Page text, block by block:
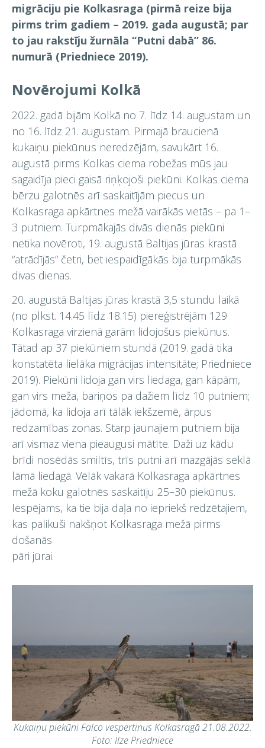
migrāciju pie Kolkasraga (pirmā reize bija
pirms trim gadiem – 2019. gada augustā; par
to jau rakstīju žurnāla “Putni dabā” 86.
numurā (Priedniece 2019).
Novērojumi Kolkā
2022. gadā bijām Kolkā no 7. līdz 14. augustam un
no 16. līdz 21. augustam. Pirmajā braucienā
kukaiņu piekūnus neredzējām, savukārt 16.
augustā pirms Kolkas ciema robežas mūs jau
sagaidīja pieci gaisā riņķojoši piekūni. Kolkas ciema
bērzu galotnēs arī saskaitījām piecus un
Kolkasraga apkārtnes mežā vairākās vietās – pa 1–
3 putniem. Turpmākajās divās dienās piekūni
netika novēroti, 19. augustā Baltijas jūras krastā
“atrādījās” četri, bet iespaidīgākās bija turpmākās
divas dienas.
20. augustā Baltijas jūras krastā 3,5 stundu laikā
(no plkst. 14.45 līdz 18.15) piereģistrējām 129
Kolkas­raga virzienā garām lidojošus piekūnus.
Tātad ap 37 piekūniem stundā (2019. gadā tika
konstatēta lielāka migrācijas intensitāte; Priedniece
2019). Piekūni lidoja gan virs liedaga, gan kāpām,
gan virs meža, bariņos pa dažiem līdz 10 putniem;
jādomā, ka lidoja arī tālāk iekšzemē, ārpus
redzamības zonas. Starp jaunajiem putniem bija
arī vismaz viena pieaugusi mātīte. Daži uz kādu
brīdi nosēdās smiltīs, trīs putni arī mazgājās seklā
lāmā liedagā. Vēlāk vakarā Kolkasraga apkārtnes
mežā koku galotnēs saskaitīju 25–30 piekūnus.
Iespējams, ka tie bija daļa no iepriekš redzētajiem,
kas palikuši nakšņot Kolkasraga mežā pirms
došanās
pāri jūrai.
Kukaiņu piekūni Falco vespertinus Kolkasragā 21.08.2022.
Foto: Ilze Priedniece